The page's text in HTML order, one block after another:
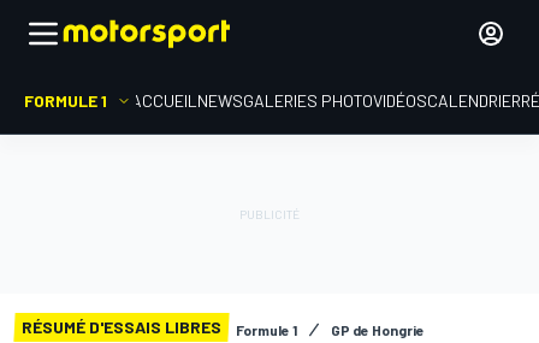
FORMULE 1 ACCUEIL NEWSGALERIES PHOTOVIDÉOSCALENDRIER
RÉSUMÉ D'ESSAIS LIBRES Formule 1 GP de Hongrie